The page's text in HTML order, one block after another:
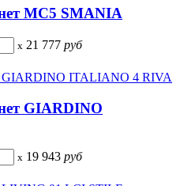
MC5 SMANIA
x 21 777 руб
GIARDINO
x 19 943 руб